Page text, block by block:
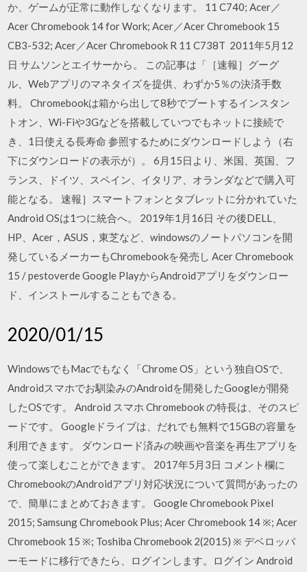
か、ゲームが正常に動作しなくなります。 11 C740; Acer／
Acer Chromebook 14 for Work; Acer／Acer Chromebook 15
CB3-532; Acer／Acer Chromebook R 11 C738T 2011年5月12
日 サムソンとエイサーから。 この記事は「［速報］グーグ
ル、Webアプリのマネタイズを提供、わずか5％の決済手数
料。 Chromebookは箱から出して8秒でブートするインスタン
トオン、Wi-Fiや3Gなどを搭載していつでもネットに接続で
き、1日使える長寿命 参照するためにダウンロードしよう（右
下にダウンロードの表示が）。 6月15日より、米国、英国、フ
ランス、ドイツ、スペイン、イタリア、オランダなどで購入可
能となる。 速報］スマートフォンとタブレットに分かれていた
Android OSは1つに統合へ。 2019年1月16日 その後DELL、
HP、Acer，ASUS，東芝など、windowsのノートパソコンを開
発しているメーカーもChromebookを発売し Acer Chromebook
15 / pestoverde Google PlayからAndroidアプリをダウンロー
ド、インストールすることもできる。
2020/01/15
WindowsでもMacでもなく「Chrome OS」という独自OSで、
Androidスマホでお馴染みのAndroidを開発したGoogleが開発
したOSです。 Android スマホ Chromebook の特長は、そのスピ
ードです。 Googleドライブは、だれでも無料で15GBの容量を
利用できます。 ダウンロード済みの映画や音楽を再生アプリを
使って楽しむことができます。 2017年5月3日 コメント欄に
ChromebookのAndroidアプリ対応状況について質問があったの
で、簡単にまとめておきます。 Google Chromebook Pixel
2015; Samsung Chromebook Plus; Acer Chromebook 14 ※; Acer
Chromebook 15 ※; Toshiba Chromebook 2(2015) ※ デベロッパ
ーモードに移行できたら、ログインします。ログイン Android